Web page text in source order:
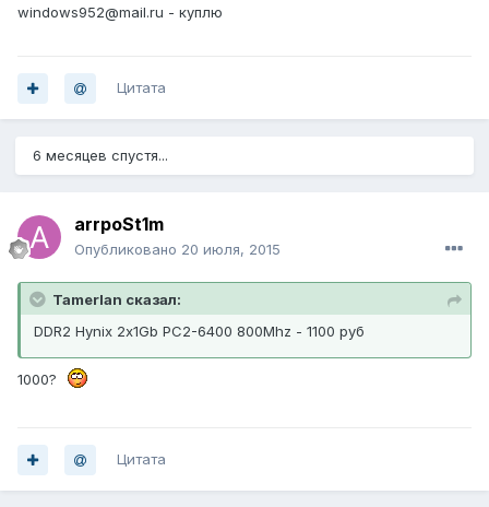
windows952@mail.ru - куплю
Цитата
6 месяцев спустя...
arrpoSt1m
Опубликовано 20 июля, 2015
Tamerlan сказал:
DDR2 Hynix 2х1Gb PC2-6400 800Mhz - 1100 руб
1000?
Цитата